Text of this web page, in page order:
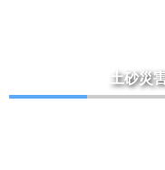
土砂災